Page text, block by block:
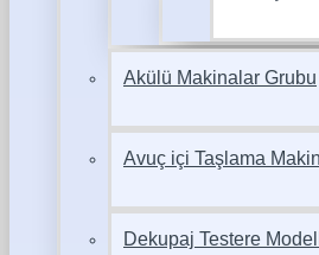
Akülü Makinalar Grubu
Avuç içi Taşlama
Dekupaj Testere